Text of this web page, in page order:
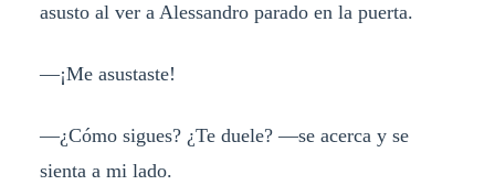
asusto al ver a Alessandro parado en la puerta.
—¡Me asustaste!
—¿Cómo sigues? ¿Te duele? —se acerca y se
sienta a mi lado.